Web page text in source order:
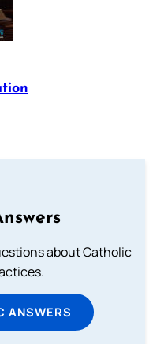
about Catholic
ANSWERS